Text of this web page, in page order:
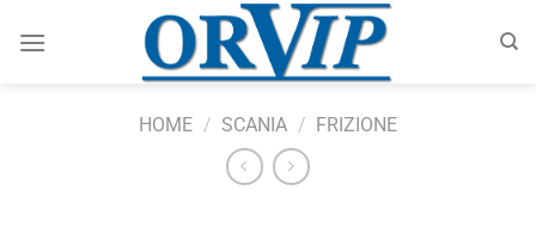
HOME / SCANIA / FRIZIONE